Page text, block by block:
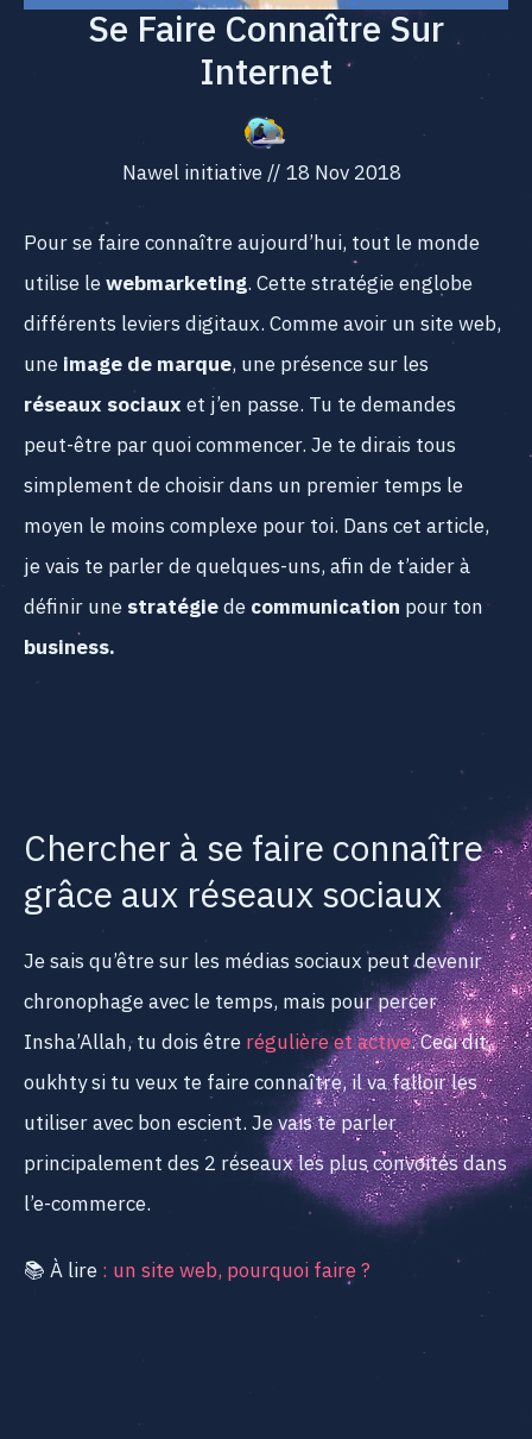
Se Faire Connaître Sur
Internet
Nawel initiative//18 Nov 2018
Pour se faire connaître aujourd’hui, tout le monde
utilise lewebmarketing. Cette stratégie englobe
différents leviers digitaux. Comme avoir un site web,
uneimage de marque, une présence sur les
réseaux sociauxet j’en passe. Tu te demandes
peut-être par quoi commencer. Je te dirais tous
simplement de choisir dans un premier temps le
moyen le moins complexe pour toi. Dans cet article,
je vais te parler de quelques-uns, afin de t’aider à
définir unestratégiedecommunication pour ton
business.
Chercher à se faire connaître
grâce aux réseaux sociaux
Je sais qu’être sur les médias sociaux peut devenir
chronophage avec le temps, mais pour percer
Insha’Allah, tu dois êtrerégulière et active. Ceci dit,
oukhty si tu veux te faire connaître, il va falloir les
utiliser avec bon escient. Je vais te parler
principalement des 2 réseaux les plus convoités dans
l’e-commerce.
📚 À lire: un site web, pourquoi faire ?